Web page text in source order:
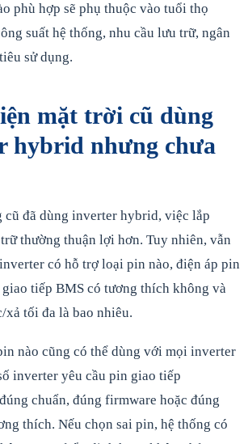
phù hợp sẽ phụ thuộc vào tuổi thọ
suất hệ thống, nhu cầu lưu trữ, ngân
sử dụng.
mặt trời cũ dùng
hybrid nhưng chưa
cũ đã dùng inverter hybrid, việc lắp
thường thuận lợi hơn. Tuy nhiên, vẫn
có hỗ trợ loại pin nào, điện áp pin
tiếp BMS có tương thích không và
xả tối đa là bao nhiêu.
nào cũng có thể dùng với mọi inverter
inverter yêu cầu pin giao tiếp
chuẩn, đúng firmware hoặc đúng
thích. Nếu chọn sai pin, hệ thống có